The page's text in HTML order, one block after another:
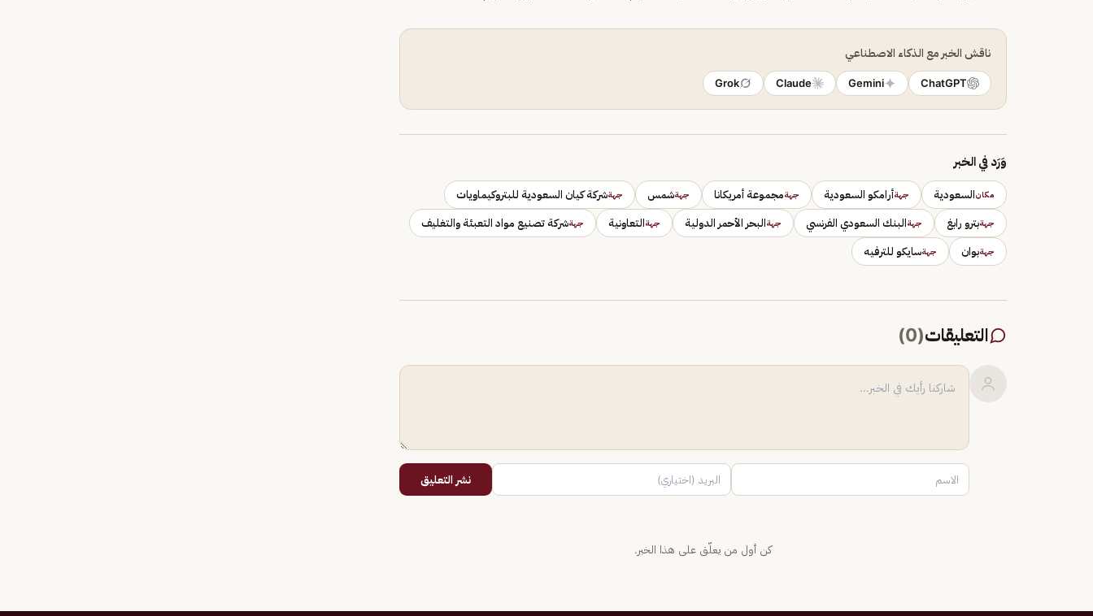
ناقش الخبر مع الذكاء الاصطناعي
ChatGPT
Gemini
Claude
Grok
وَرَد في الخبر
مكانالسعودية جهةأرامكو السعودية جهةمجموعة أمريكانا جهةشمس جهةشركة كيان السعودية للبتروكيماويات
جهةبترو رابغ جهةالبنك السعودي الفرنسي جهةالبحر الأحمر الدولية جهةالتعاونية جهةشركة تصنيع مواد التعبئة والتغليف
جهةبوان جهةسايكو للترفيه
التعليقات(
0
)
نشر التعليق
كن أول من يعلّق على هذا الخبر.